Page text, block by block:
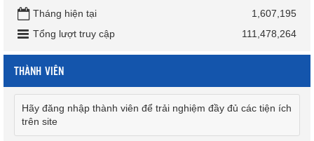
Tháng hiện tại
1,607,195
Tổng lượt truy cập
111,478,264
THÀNH VIÊN
Hãy đăng nhập thành viên để trải nghiệm đầy đủ các tiện ích
trên site